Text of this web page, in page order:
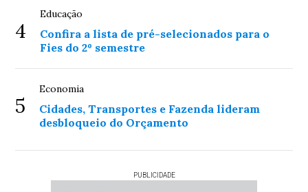
4
Educação
Confira a lista de pré-selecionados para o
Fies do 2º semestre
5
Economia
Cidades, Transportes e Fazenda lideram
desbloqueio do Orçamento
PUBLICIDADE